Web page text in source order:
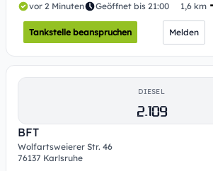
vor 2 Minuten Geöffnet bis 21:00 1,6 km
Tankstelle beanspruchen Melden
DIESEL
2.109
BFT
Wolfartsweierer Str. 46
76137 Karlsruhe